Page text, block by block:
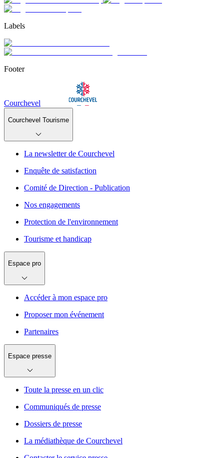
Labels
Footer
Courchevel
Courchevel Tourisme
La newsletter de Courchevel
Enquête de satisfaction
Comité de Direction - Publication
Nos engagements
Protection de l'environnement
Tourisme et handicap
Espace pro
Accéder à mon espace pro
Proposer mon événement
Partenaires
Espace presse
Toute la presse en un clic
Communiqués de presse
Dossiers de presse
La médiathèque de Courchevel